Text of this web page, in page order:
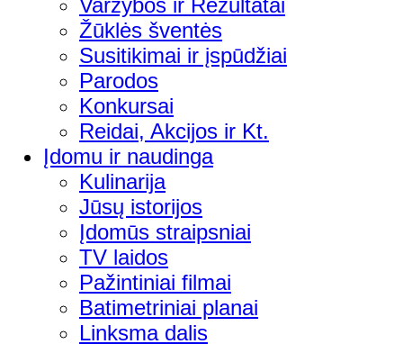
Žūklės šventės
Susitikimai ir įspūdžiai
Parodos
Konkursai
Reidai, Akcijos ir Kt.
Įdomu ir naudinga
Kulinarija
Jūsų istorijos
Įdomūs straipsniai
TV laidos
Pažintiniai filmai
Batimetriniai planai
Linksma dalis